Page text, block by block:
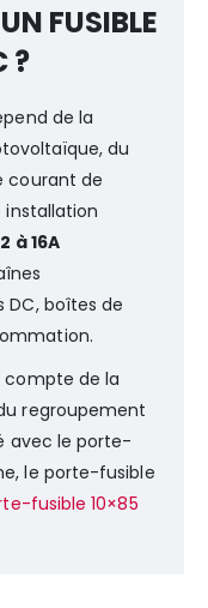
FUSIBLE
?
de la
du
courant de
installation
2 à 16A
boîtes de
compte de la
regroupement
avec le porte-
le porte-fusible
fusible 10×85